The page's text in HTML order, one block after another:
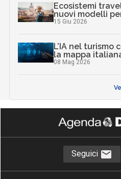
Ecosistemi
nuovi modelli
15 Giu 2026
L’IA nel turismo
la mappa
08 Mag 2026
Seguici